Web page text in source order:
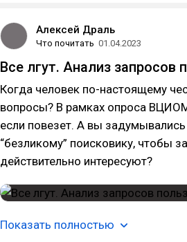
Алексей Драль
Что почитать 01.04.2023
Все лгут. Анализ запросов
Когда человек по-настоящему
вопросы? В рамках опроса
если повезет. А вы
“безликому” поисковику, чтобы
действительно интересуют?
Показать полностью